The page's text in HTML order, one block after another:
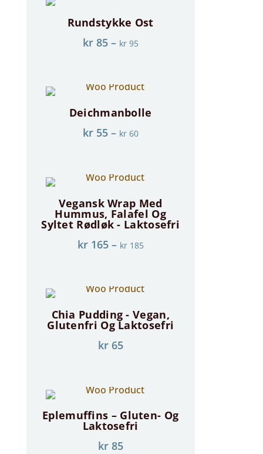
Rundstykke Ost
kr85– kr95
Deichmanbolle
kr55– kr60
Vegansk Wrap Med
Hummus, Falafel Og
Syltet Rødløk - Laktosefri
kr165– kr185
Chia Pudding - Vegan,
Glutenfri Og Laktosefri
kr65
Eplemuffins – Gluten- Og
Laktosefri
kr85